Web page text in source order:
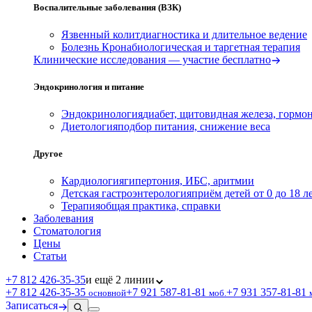
Воспалительные заболевания (ВЗК)
Язвенный колитдиагностика и длительное ведение
Болезнь Кронабиологическая и таргетная терапия
Клинические исследования — участие бесплатно
Эндокринология и питание
Эндокринологиядиабет, щитовидная железа,
Диетологияподбор питания, снижение веса
Другое
Кардиологиягипертония, ИБС, аритмии
Детская гастроэнтерологияприём детей от 0 до 18
Терапияобщая практика, справки
Заболевания
Стоматология
Цены
Статьи
+7 812 426‑35‑35и ещё 2 линии
+7 812 426‑35‑35 основной+7 921 587‑81‑81 моб.+7 931 357‑81‑81
Записаться